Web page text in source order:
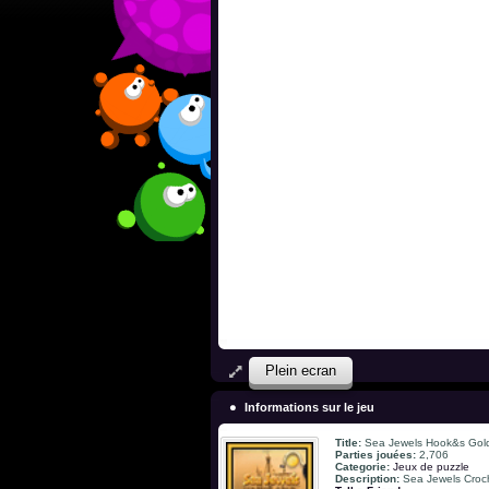
Plein ecran
Informations sur le jeu
Title: Sea Jewels Hook&s
Parties jouées: 2,706
Categorie: Jeux de puzzle
Description: Sea Jewels